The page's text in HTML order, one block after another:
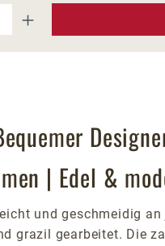
Wert ein
| Edel &
und geschmeidig
grazil gearbeitet. Die